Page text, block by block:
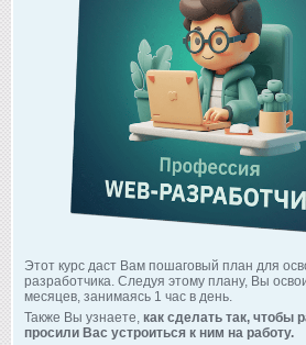
Этот курс даст Вам пошаговый план для
разработчика. Следуя этому плану, Вы
месяцев, занимаясь 1 час в день.
Также Вы узнаете, как сделать так, чтобы
просили Вас устроиться к ним на работу.